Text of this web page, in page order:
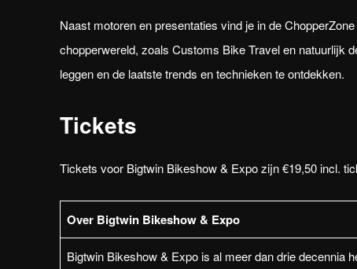
Naast motoren en presentaties vind je in de
chopperwereld, zoals Customs Bike Travel en natuurlijk
leggen en de laatste trends en technieken te ontdekken.
Tickets
Tickets voor Bigtwin Bikeshow & Expo zijn €19,50 incl.
Over Bigtwin Bikeshow & Expo
Bigtwin Bikeshow & Expo is al meer dan drie decennia